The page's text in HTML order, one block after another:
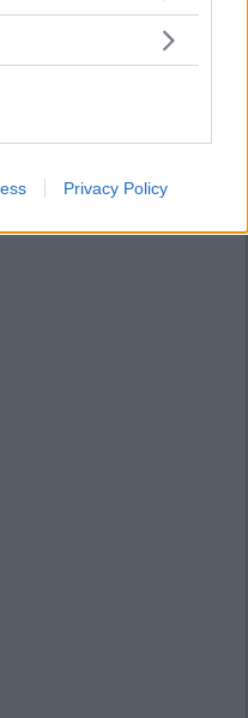
You may click to
in below Google
Privacy Policy